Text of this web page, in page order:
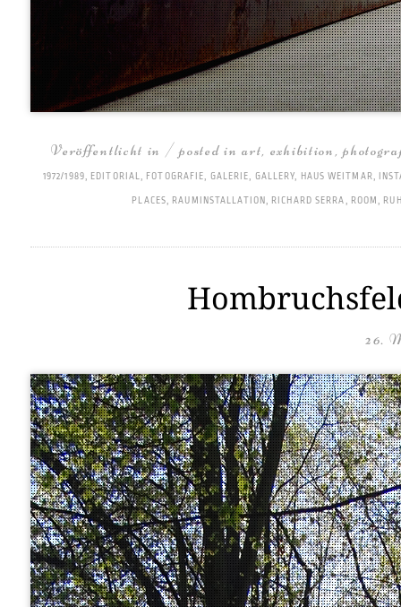
Veröffentlicht in / posted inart, exhibition,
1972/1989, EDITORIAL, FOTOGRAFIE, GALERIE, GALLERY, HAUS WEITMAR,
PLACES, RAUMINSTALLATION, RICHARD SERRA, ROOM,
26.